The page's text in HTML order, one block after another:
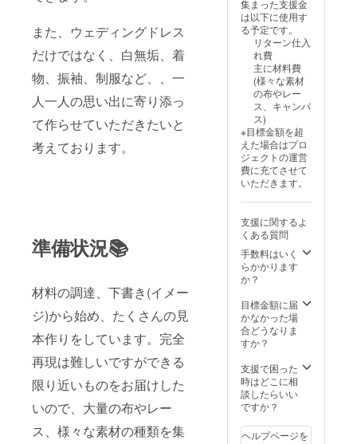
また、ウェディングドレス
だけではなく、白無垢、着
物、振袖、制服など、、一
人一人の思い出に寄り添っ
て作らせていただきたいと
考えております。
準備状況📚
材料の調達、下書き(イメー
ジ)から始め、たくさんの見
本作りをしています。完全
再現は難しいですができる
限り近いものをお届けした
いので、大量の布やレー
ス、様々な素材の種類を集
できま
す。 ※
できる
限りご
注文通
りにお
作りで
きるよ
う心掛
けます
が、柄
やデザ
インに
よって
は再現
が難し
がござ
いま
す。
せてい
ただき
ます！
オー
お作り
させて
いただ
きます
メール
にてお
写真
（実際
の衣
装）を
せてい
ただき
ます。
予め写
真のご
お願い
いたし
ます。
お礼の
もご一
緒に届
けさせ
ていた
す。 ※
集まった支援金
は以下に使用す
る予定です。
リターン仕入
れ費
主に材料費
(様々な素材
の布やレー
ス、キャンバ
ス)
※目標金額を超
えた場合はプロ
ジェクトの運営
費に充てさせて
いただきます。
支援に関するよ
くある質問
手数料はいく
らかかります
か？
目標金額に届
かなかった場
合どうなりま
すか？
支援で困った
時はどこに相
談したらいい
ですか？
ヘルプページを